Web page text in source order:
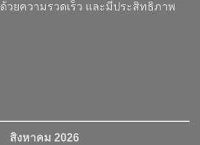
วยความรวดเร็ว และมีประสิทธิภาพ
สิงหาคม 2026